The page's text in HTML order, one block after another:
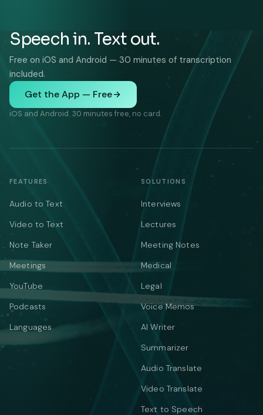
Speech in. Text out.
Free on iOS and Android — 30 minutes of transcription
included.
Get the App — Free
iOS and Android. 30 minutes free, no card.
FEATURES
Audio to Text
Video to Text
Note Taker
Meetings
YouTube
Podcasts
Languages
SOLUTIONS
Interviews
Lectures
Meeting Notes
Medical
Legal
Voice Memos
AI Writer
Summarizer
Audio Translate
Video Translate
Text to Speech